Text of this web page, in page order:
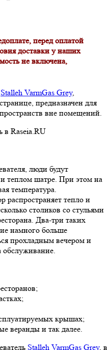
перед оплатой
доставки у наших
не включена,
Stalleh VarmGas Grey,
предназначен для
вне помещений.
люди будут
теплом шатре. При этом на
температура.
распространяет тепло и
столиков со стульями
Два-три таких
намного больше
прохладным вечером и
обслуживание.
крышах;
веранды и так далее.
Stalleh VarmGas Grey, в